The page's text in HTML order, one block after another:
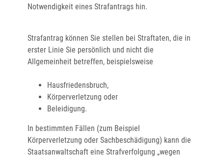
Notwendigkeit eines Strafantrags hin.
Strafantrag können Sie stellen bei Straftaten, die in
erster Linie Sie persönlich und nicht die
Allgemeinheit betreffen, beispielsweise
Hausfriedensbruch,
Körperverletzung oder
Beleidigung.
In bestimmten Fällen (zum Beispiel
Körperverletzung oder Sachbeschädigung) kann die
Staatsanwaltschaft eine Strafverfolgung „wegen